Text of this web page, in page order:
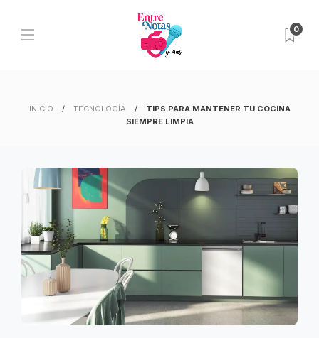
0
INICIO TECNOLOGÍA
TIPS PARA MANTENER TU COCINA
SIEMPRE LIMPIA